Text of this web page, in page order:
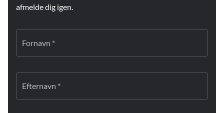
afmelde dig igen.
Fornavn *
Efternavn *